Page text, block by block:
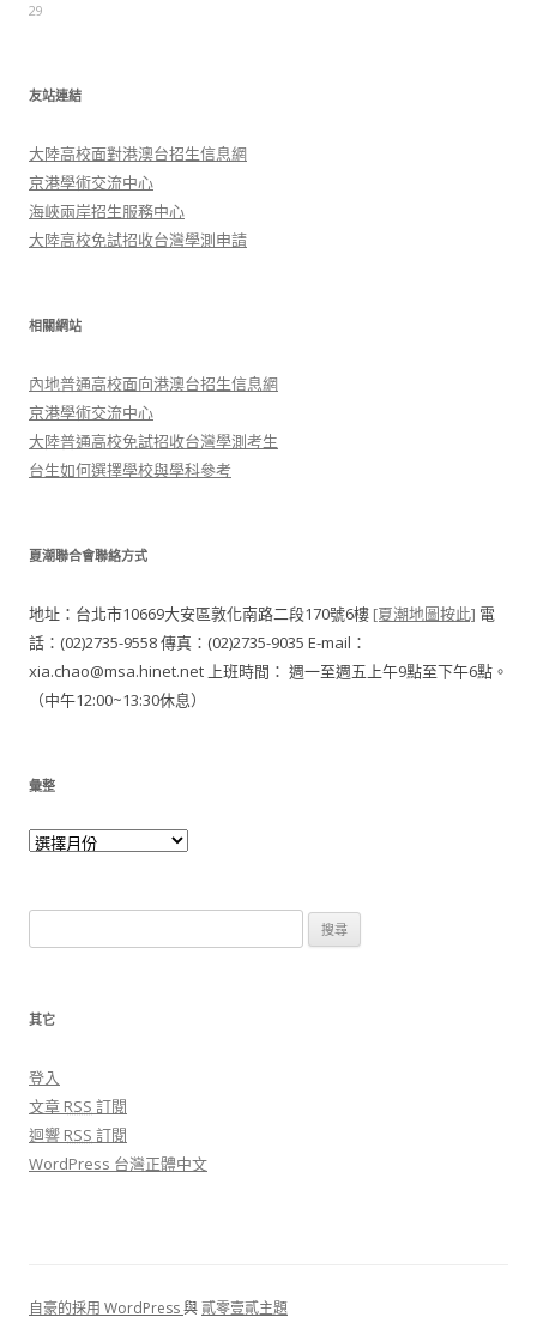
29
友站連結
大陸高校面對港澳台招生信息網
京港學術交流中心
海峽兩岸招生服務中心
大陸高校免試招收台灣學測申請
相關網站
內地普通高校面向港澳台招生信息網
京港學術交流中心
大陸普通高校免試招收台灣學測考生
台生如何選擇學校與學科參考
夏潮聯合會聯絡方式
地址：台北市10669大安區敦化南路二段170號6樓 [夏潮地圖按此] 電
話：(02)2735-9558 傳真：(02)2735-9035 E-mail：
xia.chao@msa.hinet.net 上班時間： 週一至週五上午9點至下午6點。
（中午12:00~13:30休息）
彙整
其它
登入
文章 RSS 訂閱
迴響 RSS 訂閱
WordPress 台灣正體中文
自豪的採用 WordPress與貳零壹貳主題